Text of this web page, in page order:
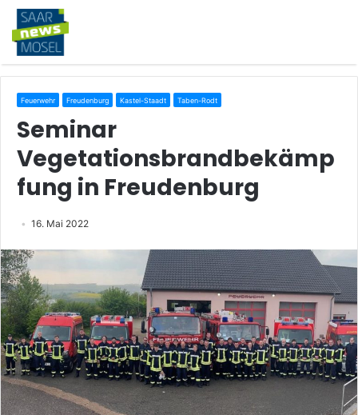
Feuerwehr Freudenburg Kastel-Staadt Taben-Rodt
Seminar
Vegetationsbrandbekämp
fung in Freudenburg
16. Mai 2022